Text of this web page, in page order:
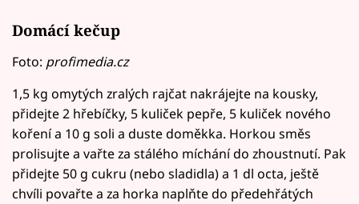
Domácí kečup
Foto: profimedia.cz
1,5 kg omytých zralých rajčat nakrájejte na kousky,
přidejte 2 hřebíčky, 5 kuliček pepře, 5 kuliček nového
koření a 10 g soli a duste doměkka. Horkou směs
prolisujte a vařte za stálého míchání do zhoustnutí. Pak
přidejte 50 g cukru (nebo sladidla) a 1 dl octa, ještě
chvíli povařte a za horka naplňte do předehřátých